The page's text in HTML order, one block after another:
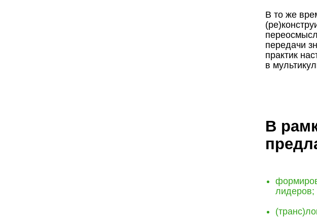
В то же
передачи
практик
в
лидеров;
В